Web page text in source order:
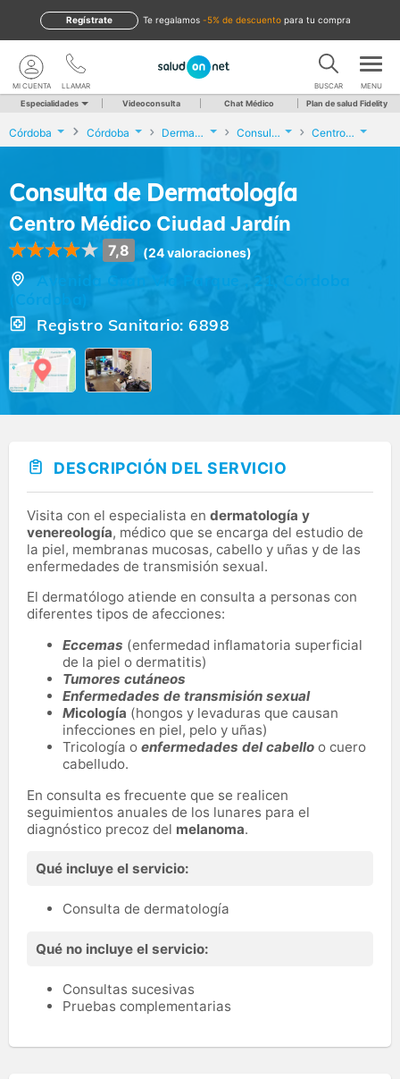
te regalamos -5% de descuento para tu compra
Regístrate
LLAMAR
MI CUENTA BUSCAR MENU
Especialidades Videoconsulta Chat Médico Plan de salud Fidelity
Córdoba Córdoba Dermatología Consulta de Dermatología Centro Médico Ciudad Jardín
Consulta de Dermatología
Centro Médico Ciudad Jardín
7,8 (24 valoraciones)
Avenida Gran Vía Parque , 21, Córdoba
(Córdoba)
Registro Sanitario: 6898
DESCRIPCIÓN DEL SERVICIO
Visita con el especialista en dermatología y
venereología, médico que se encarga del estudio de
la piel, membranas mucosas, cabello y uñas y de las
enfermedades de transmisión sexual.
El dermatólogo atiende en consulta a personas con
diferentes tipos de afecciones:
Eccemas (enfermedad inflamatoria superficial
de la piel o dermatitis)
Tumores cutáneos
Enfermedades de transmisión sexual
Micología (hongos y levaduras que causan
infecciones en piel, pelo y uñas)
Tricología o enfermedades del cabello o cuero
cabelludo.
En consulta es frecuente que se realicen
seguimientos anuales de los lunares para el
diagnóstico precoz del melanoma.
Qué incluye el servicio:
Consulta de dermatología
Qué no incluye el servicio:
Consultas sucesivas
Pruebas complementarias